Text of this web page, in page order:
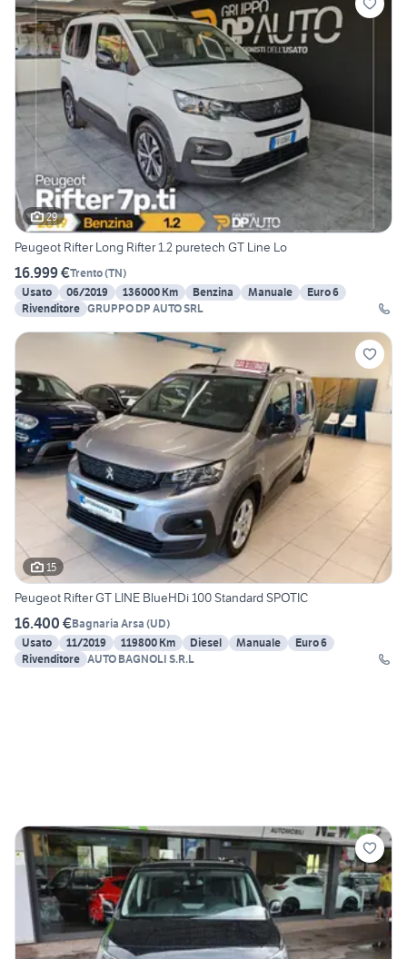
29
Peugeot Rifter Long Rifter 1.2 puretech GT Line Lo
16.999 €Trento(TN)
Usato
06/2019 136000 Km Benzina Manuale
Euro 6
Rivenditore GRUPPO DP AUTO SRL
15
Peugeot Rifter GT LINE BlueHDi 100 Standard SPOTIC
16.400 €Bagnaria Arsa (UD)
Usato
11/2019 119800 Km Diesel Manuale
Euro 6
Rivenditore AUTO BAGNOLI S.R.L